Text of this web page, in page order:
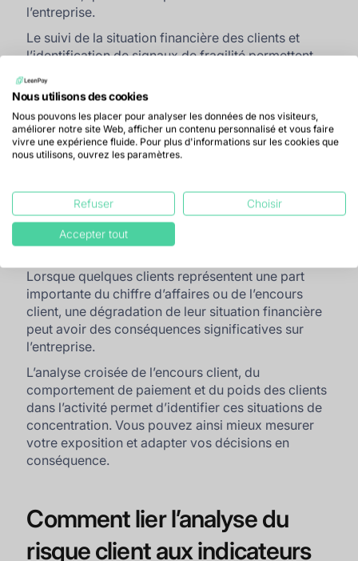
l’entreprise.
Le suivi de la situation financière des clients et
l’identification de signaux de fragilité permettent
votre exposition financière ou renforcer les actions
de suivi et de recouvrement.
Mieux piloter l’exposition financière
Enfin, l’analyse du risque clientpermet d’obtenir
une vision plus précise de l’exposition financière
associée à certains clients.
Lorsque quelques clients représentent une part
importante du chiffre d’affaires ou de l’encours
client, une dégradation de leur situation financière
peut avoir des conséquences significatives sur
l’entreprise.
L’analyse croisée de l’encours client, du
comportement de paiement et du poids des clients
dans l’activité permet d’identifier ces situations de
concentration. Vous pouvez ainsi mieux mesurer
votre exposition et adapter vos décisions en
conséquence.
Comment lier l’analyse du
risque client aux indicateurs
Nous utilisons des cookies
Nous pouvons les placer pour analyser les données de nos visiteurs,
améliorer notre site Web, afficher un contenu personnalisé et vous faire
vivre une expérience fluide. Pour plus d'informations sur les cookies que
nous utilisons, ouvrez les paramètres.
Refuser Choisir
Accepter tout